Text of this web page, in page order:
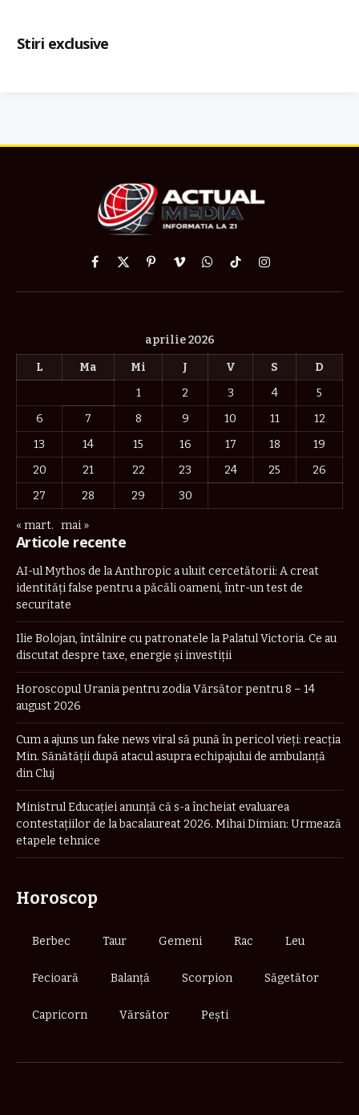
Stiri exclusive
Facebook
X
PinterestVimeoWhatsApp
TikTokInstagram
aprilie 2026
L
Ma Mi J V S
D
1
2 3 4
5
6
7 8 9 10 11
12
13
14 15 16 17 18
19
20
21 22 23 24 25
26
27
28 29 30
« mart. mai »
Articole recente
AI-ul Mythos de la Anthropic a uluit cercetătorii: A creat
identități false pentru a păcăli oameni, într-un test de
securitate
Ilie Bolojan, întâlnire cu patronatele la Palatul Victoria. Ce au
discutat despre taxe, energie și investiții
Horoscopul Urania pentru zodia Vărsător pentru 8 – 14
august 2026
Cum a ajuns un fake news viral să pună în pericol vieți: reacția
Min. Sănătății după atacul asupra echipajului de ambulanță
din Cluj
Ministrul Educației anunță că s-a încheiat evaluarea
contestațiilor de la bacalaureat 2026. Mihai Dimian: Urmează
etapele tehnice
Horoscop
Berbec Taur Gemeni Rac Leu
Fecioară Balanță Scorpion Săgetător
Capricorn Vărsător Pești